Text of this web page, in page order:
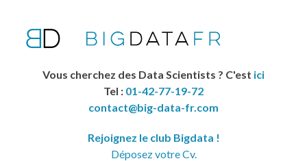
Vous cherchez des Data Scientists ? C'est ici
Tel : 01-42-77-19-72
contact@big-data-fr.com
Rejoignez le club Bigdata !
Déposez votre Cv.